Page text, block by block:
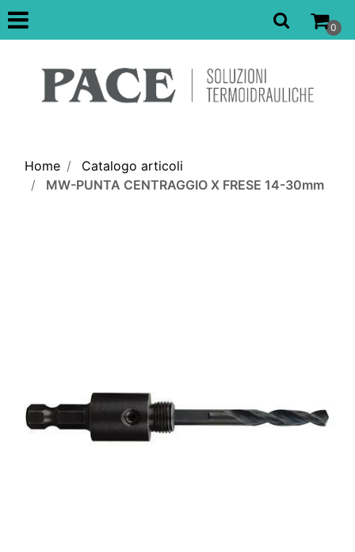
Open
0
Home
Catalogo articoli
MW-PUNTA CENTRAGGIO X FRESE 14-30mm